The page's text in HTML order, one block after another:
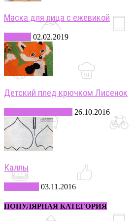
Маска для лица с ежевикой
02.02.2019
Детский плед крючком Лисенок
26.10.2016
Каллы
03.11.2016
ПОПУЛЯРНАЯ КАТЕГОРИЯ